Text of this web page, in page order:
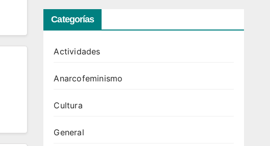
Categorías
Actividades
Anarcofeminismo
Cultura
General